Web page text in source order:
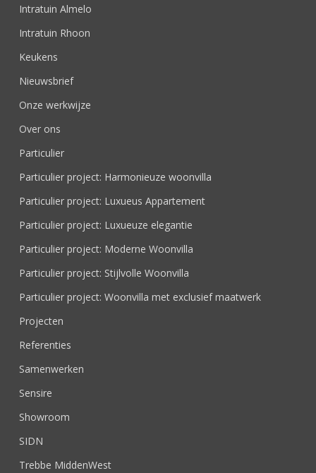
Intratuin Almelo
Intratuin Rhoon
Keukens
Nieuwsbrief
Onze werkwijze
Over ons
Particulier
Particulier project: Harmonieuze woonvilla
Particulier project: Luxueus Appartement
Particulier project: Luxueuze elegantie
Particulier project: Moderne Woonvilla
Particulier project: Stijlvolle Woonvilla
Particulier project: Woonvilla met exclusief maatwerk
Projecten
Referenties
Samenwerken
Sensire
Showroom
SIDN
Trebbe MiddenWest